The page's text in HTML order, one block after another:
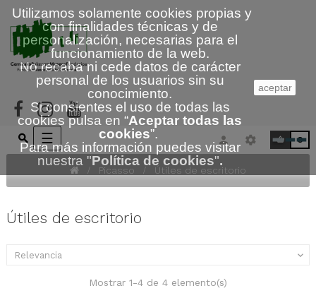
Navegación
de
palanca
☰ 0
Picasso Útiles de escritorio
Útiles de escritorio
Relevancia 
Mostrar 1-4 de 4 elemento(s)
Utilizamos solamente cookies propias y
con finalidades técnicas y de
personalización, necesarias para el
funcionamiento de la web.
No recaba ni cede datos de carácter
personal de los usuarios sin su
conocimiento.
Si consientes el uso de todas las
cookies pulsa en “Aceptar todas las
cookies”.
Para más información puedes visitar
nuestra "Política de cookies".
aceptar